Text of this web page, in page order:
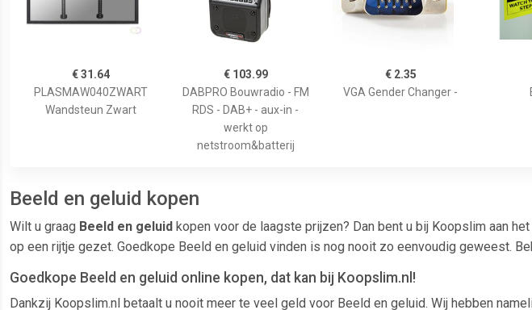
€ 31.64
PLASMAW040ZWART
Wandsteun Zwart
€ 103.99
DABPRO Bouwradio - FM
RDS - DAB+ - aux-in -
werkt op
netstroom&batterij
€ 2.35
VGA Gender Changer -
Beeld en geluid kopen
Wilt u graag Beeld en geluid kopen voor de laagste prijzen? Dan bent u bij Koopslim aan
op een rijtje gezet. Goedkope Beeld en geluid vinden is nog nooit zo eenvoudig geweest.
Goedkope Beeld en geluid online kopen, dat kan bij Koopslim.nl!
Dankzij Koopslim.nl betaalt u nooit meer te veel geld voor Beeld en geluid. Wij hebben